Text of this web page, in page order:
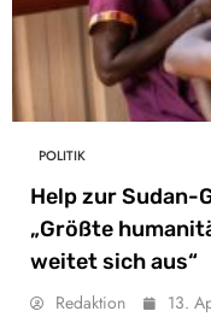
POLITIK
Help zur Sudan-
„Größte
weitet sich aus“
Redaktion 13.